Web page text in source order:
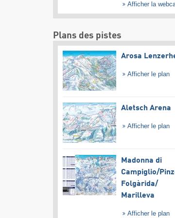
Afficher la
Plans des pistes
Arosa
Afficher le plan
Aletsch Arena
Afficher le plan
Madonna di
Campiglio/​
Folgàrida/​
Marilleva
Afficher le plan